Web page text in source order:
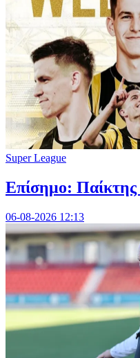
Super League
Επίσημο:
06-08-2026 12:13